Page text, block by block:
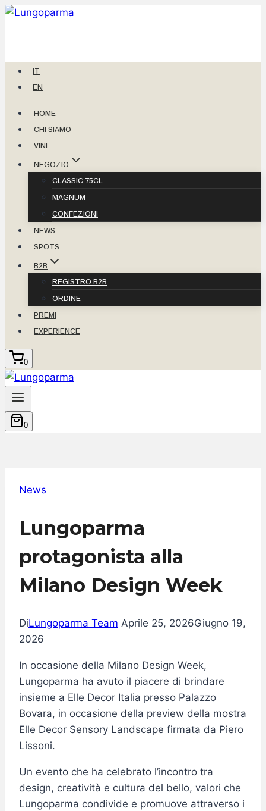
Salta
IT
EN
HOME
CHI SIAMO
VINI
NEGOZIO
CLASSIC 75CL
MAGNUM
CONFEZIONI
NEWS
SPOTS
B2B
REGISTRO B2B
ORDINE
PREMI
EXPERIENCE
0
0
News
Lungoparma
protagonista alla
Milano Design Week
DiLungoparma Team Aprile 25, 2026Giugno 19,
2026
In occasione della Milano Design Week,
Lungoparma ha avuto il piacere di brindare
insieme a Elle Decor Italia presso Palazzo
Bovara, in occasione della preview della mostra
Elle Decor Sensory Landscape firmata da Piero
Lissoni.
Un evento che ha celebrato l’incontro tra
design, creatività e cultura del bello, valori che
Lungoparma condivide e promuove attraverso i